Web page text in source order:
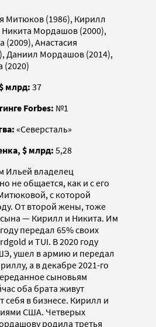
Митюков (1986), Кирилл
Мордашов (2000),
Анастасия
Даниил Мордашов (2014),
(2020)
млрд: 37
Forbes: №1
«Северсталь»
$ млрд: 5,28
Ильей владелец
не общается, как и с его
с которой
От второй жены, тоже
сына — Кирилл и Никита. Им
передал 65% своих
и TUI. В 2020 году
ушел в армию и передал
а в декабре 2021-го
сыновьям
оба брата живут
себя в бизнесе. Кирилл и
США. Четверых
родила третья